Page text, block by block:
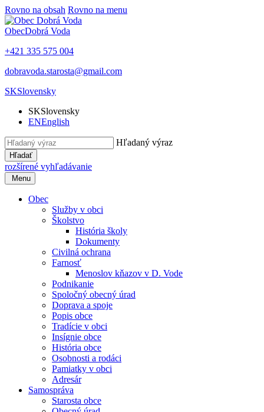
Rovno na obsah Rovno na menu
ObecDobrá Voda
+421 335 575 004
dobravoda.starosta@gmail.com
SKSlovensky
SKSlovensky
ENEnglish
Hľadaný výraz
Hľadať
rozšírené vyhľadávanie
Menu
Obec
Služby v obci
Školstvo
História školy
Dokumenty
Civilná ochrana
Farnosť
Menoslov kňazov v D. Vode
Podnikanie
Spoločný obecný úrad
Doprava a spoje
Popis obce
Tradície v obci
Insígnie obce
História obce
Osobnosti a rodáci
Pamiatky v obci
Adresár
Samospráva
Starosta obce